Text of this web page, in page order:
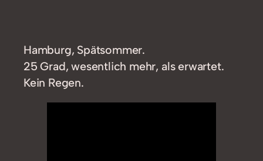
Hamburg, Spätsommer.
25 Grad, wesentlich mehr, als erwartet.
Kein Regen.